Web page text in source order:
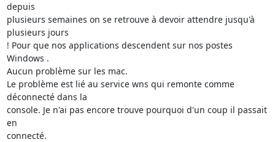
depuis
plusieurs semaines on se retrouve à devoir attendre jusqu'à
plusieurs jours
! Pour que nos applications descendent sur nos postes
Windows .
Aucun problème sur les mac.
Le problème est lié au service wns qui remonte comme
déconnecté dans la
console. Je n'ai pas encore trouve pourquoi d'un coup il passait
en
connecté.